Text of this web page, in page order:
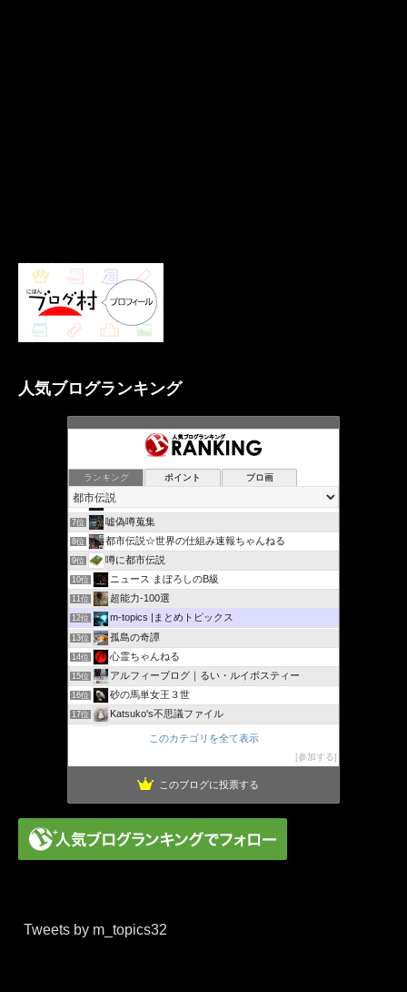
人気ブログランキング
ランキング ポイント ブロ画
トンスラー都築浩(爆)
6位 超常ファイル∞
7位 嘘偽噂蒐集
8位 都市伝説☆世界の仕組み速報ちゃんねる
9位 噂に都市伝説
10位 ニュース まぼろしのB級
11位 超能力-100選
12位 m-topics |まとめトピックス
13位 孤島の奇譚
14位 心霊ちゃんねる
15位 アルフィーブログ｜るい・ルイボスティー
16位 砂の馬単女王３世
17位 Katsuko's不思議ファイル
このカテゴリを全て表示
参加する
このブログに投票する
Tweets by m_topics32